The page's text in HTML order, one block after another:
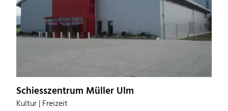
Schiesszentrum Müller Ulm
Kultur | Freizeit